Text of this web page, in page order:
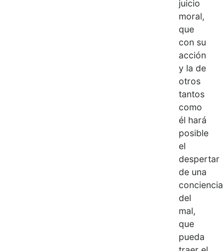
juicio
moral,
que
con su
acción
y la de
otros
tantos
como
él hará
posible
el
despertar
de una
conciencia
del
mal,
que
pueda